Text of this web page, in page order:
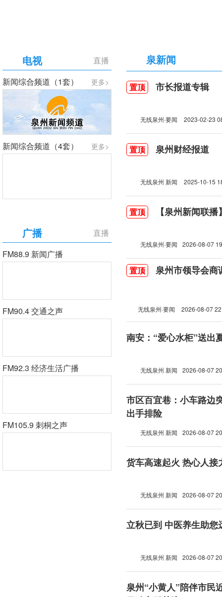
直播
电视
更多>
新闻综合频道（1套）
更多>
新闻综合频道（4套）
直播
广播
FM88.9 新闻广播
FM90.4 交通之声
FM92.3 经济生活广播
FM105.9 刺桐之声
泉新闻
置顶 市长报道专辑
无线泉州·要闻 2023-02-23
置顶 泉州财经报道
无线泉州 新闻 2025-10-15
置顶 【泉州新闻联
无线泉州·要闻 2026-08-07
置顶 泉州市领导会商
无线泉州·要闻 2026-08-07
南安：“爱心水柜”送出
无线泉州 新闻 2026-08-07
市区百宜巷：小车路边
出手排险
无线泉州 新闻 2026-08-07
货车高速起火 热心人接
无线泉州 新闻 2026-08-07
立秋已到 中医养生助您
无线泉州 新闻 2026-08-07
泉州“小黄人”陪伴市民